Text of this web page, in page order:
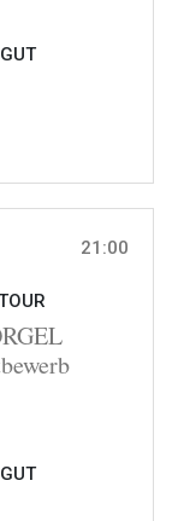
21:00